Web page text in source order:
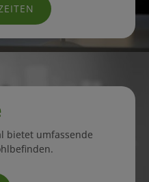
bietet umfassende